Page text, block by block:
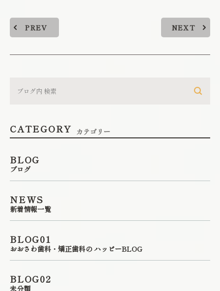
PREV NEXT
CATEGORY カテゴリー
BLOG
ブログ
NEWS
新着情報一覧
BLOG01
おおさわ歯科・矯正歯科の ハッピーBLOG
BLOG02
未分類